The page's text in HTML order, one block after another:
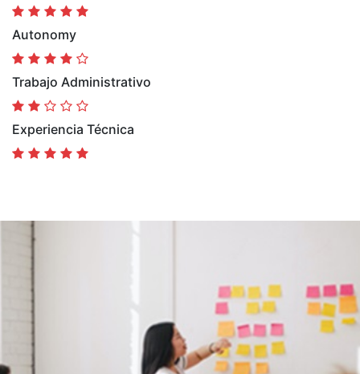
Autonomy
Trabajo Administrativo
Experiencia Técnica